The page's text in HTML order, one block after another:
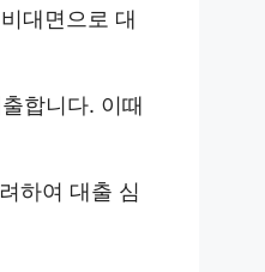
대면으로 대
합니다. 이때
하여 대출 심